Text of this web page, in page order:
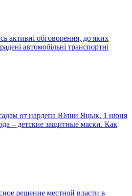
активні обговорення, до яких
автомобільні транспортні
садам от нардепа Юлии Яцык. 1 июня
– детские защитные маски. Как
решение местной власти в